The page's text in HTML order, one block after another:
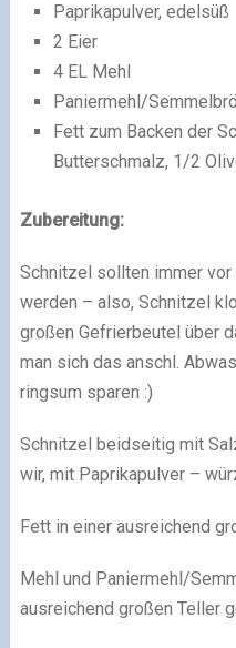
Paprikapulver, edelsüß
2 Eier
4 EL Mehl
Paniermehl/
Fett zum Backen der
Butterschmalz, 1/2
Zubereitung:
Schnitzel sollten immer
werden – also, Schnitzel
großen Gefrierbeutel über
man sich das anschl.
ringsum sparen :)
Schnitzel beidseitig mit
wir, mit Paprikapulver –
Fett in einer ausreichend
Mehl und Paniermehl/
ausreichend großen Teller